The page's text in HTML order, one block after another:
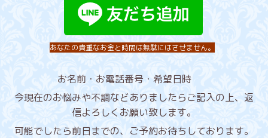
あなたの貴重なお金と時間は無駄にはさせません。
お名前・お電話番号・希望日時
今現在のお悩みや不調などありましたらご記入の上、返
信よろしくお願い致します。
可能でしたら前日までの、ご予約お待ちしております。